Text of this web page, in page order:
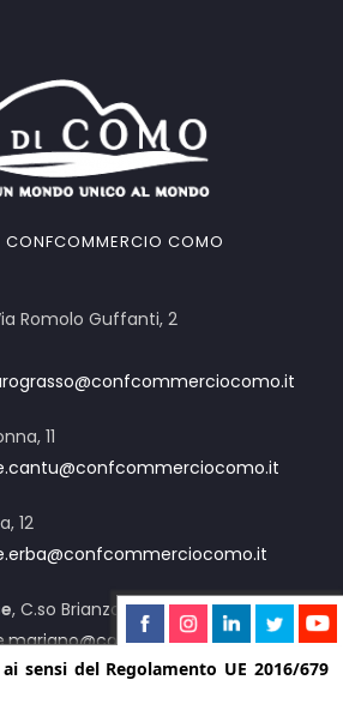
CONFCOMMERCIO COMO
Romolo Guffanti, 2
11
12
, C.so Brianza, 12/C
55
sensi del Regolamento UE 2016/679